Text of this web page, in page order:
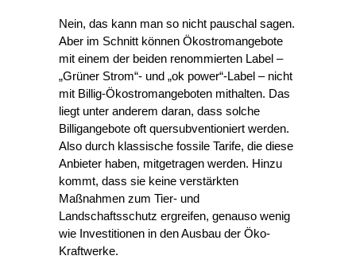
Nein, das kann man so nicht pauschal sagen.
Aber im Schnitt können Ökostromangebote
mit einem der beiden renommierten Label –
„Grüner Strom“- und „ok power“-Label – nicht
mit Billig-Ökostromangeboten mithalten. Das
liegt unter anderem daran, dass solche
Billigangebote oft quersubventioniert werden.
Also durch klassische fossile Tarife, die diese
Anbieter haben, mitgetragen werden. Hinzu
kommt, dass sie keine verstärkten
Maßnahmen zum Tier- und
Landschaftsschutz ergreifen, genauso wenig
wie Investitionen in den Ausbau der Öko-
Kraftwerke.